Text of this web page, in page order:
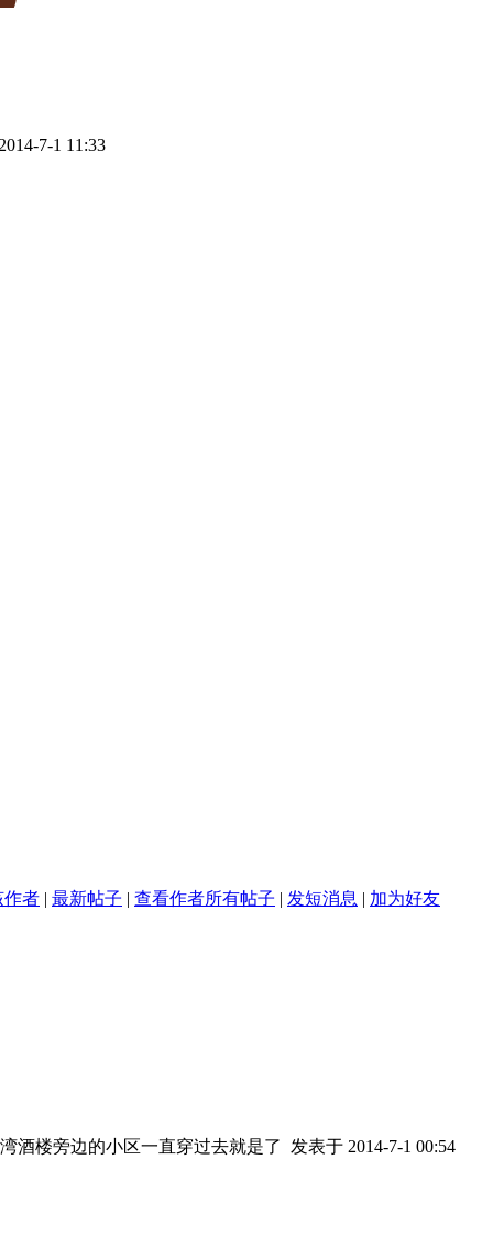
7-1 11:33
作者 | 最新帖子 | 查看作者所有帖子 | 发短消息 | 加为好友
酒楼旁边的小区一直穿过去就是了 发表于 2014-7-1 00:54